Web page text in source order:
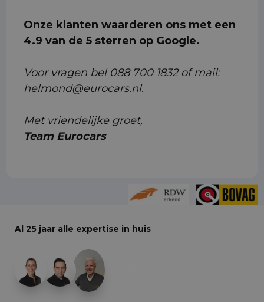
Onze klanten waarderen ons met een
4.9 van de 5 sterren op Google.
Voor vragen bel 088 700 1832 of mail:
helmond@eurocars.nl.
Met vriendelijke groet,
Team Eurocars
Al 25 jaar alle expertise in huis